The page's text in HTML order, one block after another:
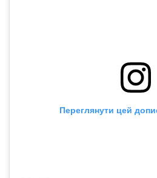
Переглянути цей